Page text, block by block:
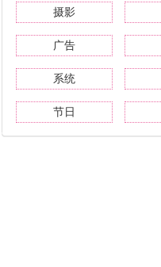
摄影
广告
系统
节日